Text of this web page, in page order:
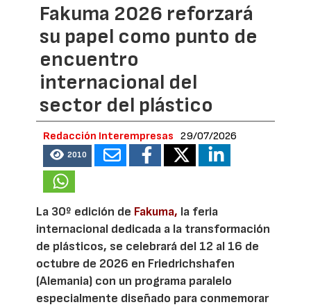
Fakuma 2026 reforzará
su papel como punto de
encuentro
internacional del
sector del plástico
Redacción Interempresas 29/07/2026
2010
La 30º edición de Fakuma, la feria
internacional dedicada a la transformación
de plásticos, se celebrará del 12 al 16 de
octubre de 2026 en Friedrichshafen
(Alemania) con un programa paralelo
especialmente diseñado para conmemorar